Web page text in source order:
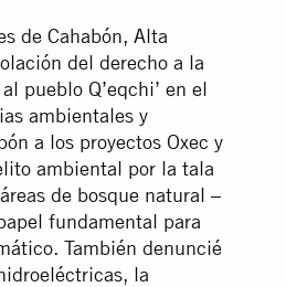
de Cahabón, Alta
del derecho a la
pueblo Q’eqchi’ en el
ambientales y
a los proyectos Oxec y
ambiental por la tala
de bosque natural –
fundamental para
También denuncié
la